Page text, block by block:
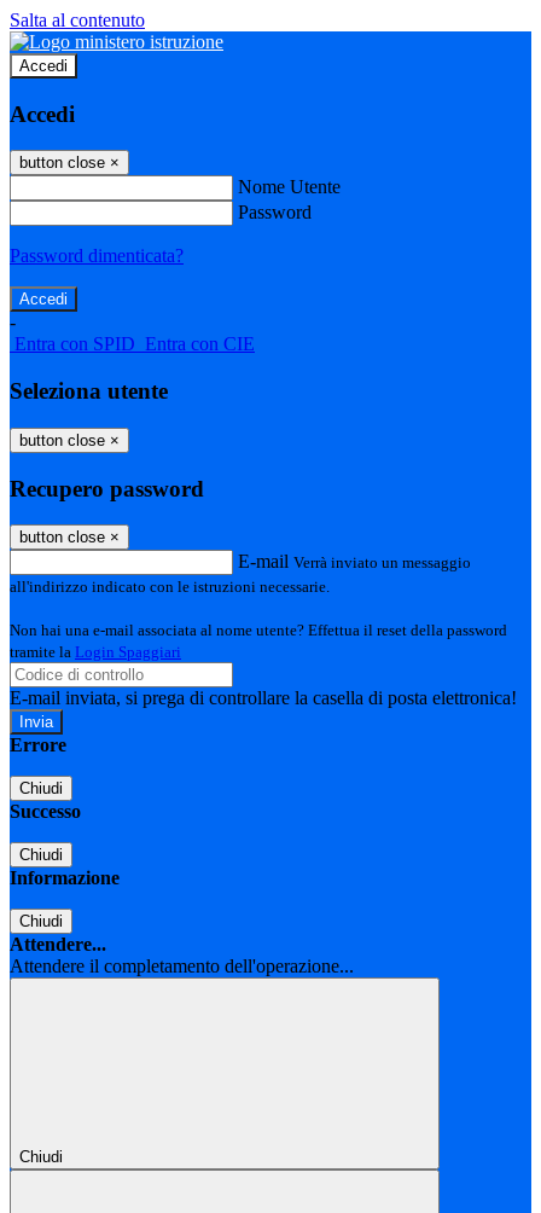
Salta al contenuto
Accedi
Accedi
button close ×
Nome Utente
Password
Password dimenticata?
-
Entra con SPID Entra con CIE
Seleziona utente
button close ×
Recupero password
button close ×
E-mail Verrà inviato un messaggio
all'indirizzo indicato con le istruzioni necessarie.
Non hai una e-mail associata al nome utente? Effettua il reset della password
tramite la Login Spaggiari
E-mail inviata, si prega di controllare la casella di posta elettronica!
Errore
Chiudi
Successo
Chiudi
Informazione
Chiudi
Attendere...
Attendere il completamento dell'operazione...
Chiudi